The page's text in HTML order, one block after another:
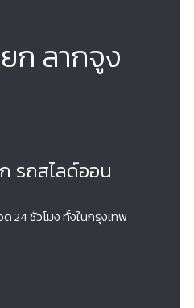
ก ลากจูง
รถสไลด์ออน
24 ชั่วโมง ทั้งในกรุงเทพ